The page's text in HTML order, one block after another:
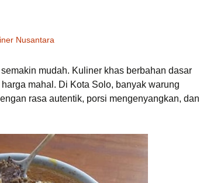
Nusantara
semakin mudah. Kuliner khas berbahan dasar
mahal. Di Kota Solo, banyak warung
rasa autentik, porsi mengenyangkan, dan